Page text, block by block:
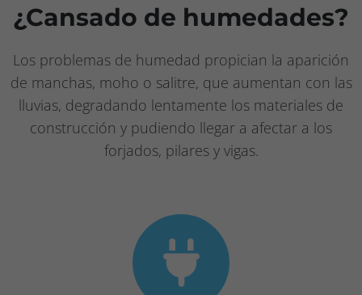
¿Cansado de humedades?
Los problemas de humedad propician la aparición
de manchas, moho o salitre, que aumentan con las
lluvias, degradando lentamente los materiales de
construcción y pudiendo llegar a afectar a los
forjados, pilares y vigas.